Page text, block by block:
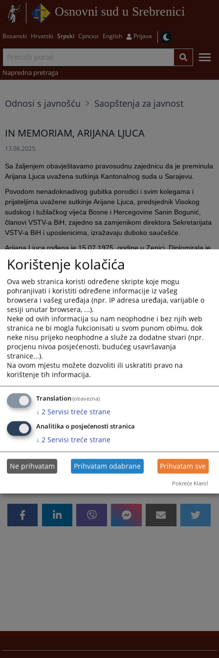
Osnovni sud u Srebrenici
Bosanski Hrvatski Srpski Српски English Prijava
Napredna pretraga
Odnosi s javnošću Saopštenja za javnost
IN MEMORIAM, ARIJANA LJUCA
13.06.2025.
Sa žaljenjem obavještavamo pravosudnu zajednicu da je preminula
Arijana Ljuca uvažena sutkinja Kantonalnog suda u Sarajevu.
Povodom nenadoknadivog gubitka porodici i svim kolegama i
prijateljima uvažene sutkinje Arijane Ljuca, predsjednik Visokog
sudskog i tužilačkog vijeća Bosne i Hercegovine Sanin Bogunić,
članovi VSTV-a BiH, zajedno sa zamjenikom direktora Sekretarijata
VSTV-a BiH i uposlenicima, izražavaju duboko saučešće.
Arijana Ljuca rođena je 15.07.1975. godine u Zenici. Diplomirala je
na Pravnom fakultetu Univerziteta u Sarajevu 1999. godine te je
pravosudni ispit položila 2002. godine u Sarajevu.
Pravosudnu karijeru započela je kao pripravnik-volonter u
Općinskom sudu 1 u Sarajevu 2000. godine gdje je nastavila raditi
kao pripravnik u periodu od 2000. do 2002. godine. Od 2002. do
2003. godine je radila kao advokatski stručni saradnik i zastupala
firme iz oblasti autorskih prava i patenata. Kao stručni saradnik
radila je u Općinskom sudu za prekršaje Stari Grad i Općinskom
sudu Sarajevo u periodu od 2003. do 2007. godine. Godine 2007.
godine je imenovana za dodatnog sudiju Općinskog suda u
Sarajevo i iste godine preuzima poziciju sudije u tom sudu. U julu
2024. godine imenovana je za sudiju Kantonalnog suda u Sarajevu.
Sutkinja Ljuca je napisala i više stručnih radova u oblasti
pravosuđa.
Prikazana vijest je na: Bosanski jezik
Korištenje kolačića
Ova web stranica koristi određene skripte koje mogu
pohranjivati i koristiti određene informacije iz vašeg
browsera i vašeg uređaja (npr. IP adresa uređaja, varijable o
sesiji unutar browsera, ...).
Neke od ovih informacija su nam neophodne i bez njih web
stranica ne bi mogla fukcionisati u svom punom obimu, dok
neke nisu prijeko neophodne a služe za dodatne stvari (npr.
procjenu nivoa posjećenosti, budućeg usavršavanja
stranice...).
Na ovom mjestu možete dozvoliti ili uskratiti pravo na
korištenje tih informacija.
Translation(obavezna)
↓ 2 Servisi treće strane
Analitika o posjećenosti stranica
↓ 2 Servisi treće strane
Ne prihvatam Prihvatam odabrane Prihvatam sve
Pokreće Klaro!